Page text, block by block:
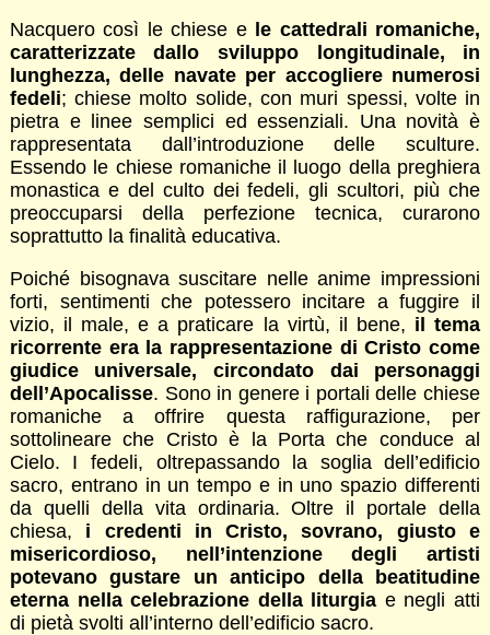
Nacquero così le chiese e le cattedrali romaniche,
caratterizzate dallo sviluppo longitudinale, in
lunghezza, delle navate per accogliere numerosi
fedeli; chiese molto solide, con muri spessi, volte in
pietra e linee semplici ed essenziali. Una novità è
rappresentata dall’introduzione delle sculture.
Essendo le chiese romaniche il luogo della preghiera
monastica e del culto dei fedeli, gli scultori, più che
preoccuparsi della perfezione tecnica, curarono
soprattutto la finalità educativa.
Poiché bisognava suscitare nelle anime impressioni
forti, sentimenti che potessero incitare a fuggire il
vizio, il male, e a praticare la virtù, il bene, il tema
ricorrente era la rappresentazione di Cristo come
giudice universale, circondato dai personaggi
dell’Apocalisse. Sono in genere i portali delle chiese
romaniche a offrire questa raffigurazione, per
sottolineare che Cristo è la Porta che conduce al
Cielo. I fedeli, oltrepassando la soglia dell’edificio
sacro, entrano in un tempo e in uno spazio differenti
da quelli della vita ordinaria. Oltre il portale della
chiesa, i credenti in Cristo, sovrano, giusto e
misericordioso, nell’intenzione degli artisti
potevano gustare un anticipo della beatitudine
eterna nella celebrazione della liturgia e negli atti
di pietà svolti all’interno dell’edificio sacro.